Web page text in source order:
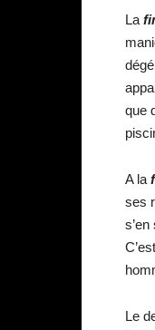
La
que
A la
ses
Le